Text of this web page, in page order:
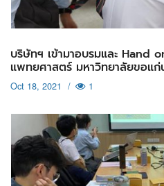
บริษัทฯ เข้ามาอบรมและ
แพทยศาสตร์ มหาวิทยาลัยขอแก่
Oct 18, 2021 / 1